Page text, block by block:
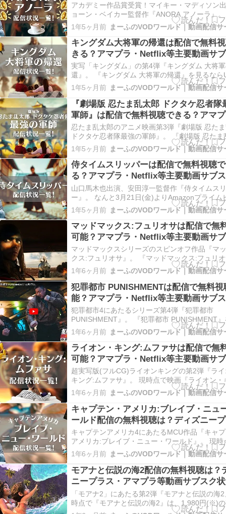
アカデミー作品賞受賞！マイキー・マディソン
ョーン・ベイカー監督作『ANORA アノーラ』。
『ANORA アノーラ』の配信が開始されている
ビスは、現時点ではございません。 ただ『
ーラ』は視聴できませんが、U-NEXTには初回
日間の無料お…
1年5ヶ月前
キングダム大将軍の帰還は配信で無料
きる？アマプラ・Netflix等主要動画サ
状況
実写「キングダム」の第4弾『キングダム 大将
還』。 『キングダム 大将軍の帰還』を見るなら
NEXTがオススメです。 視聴には399ポイント
要ですが、 Good👍 U-NEXTでは、会員初回登
すことができる31日間の無料トライアル期間に
と600ポ…
1年5ヶ月前
『劇場版 忍たま乱太郎 ドクタケ忍者隊
軍師』は配信で無料視聴できる？アマ
Netflix等主要動画サブスク状況
忍たま乱太郎のアニメ映画第3弾『劇場版 忍た
ドクタケ忍者隊最強の軍師』。 『劇場版 忍たま
ドクタケ忍者隊最強の軍師』を見るならU-NEXT
2025年4月10日時点で、U-NEXTでのみ配信が
ております！ 視聴には599ポイント(※)が必要で
…
1年5ヶ月前
侍タイムスリッパーは配信で無料視聴
る？アマプラ・Netflix等主要動画サブ
況
山口馬木也出演、安田淳一監督作『侍タイムス
ー』。 なんと3月21日(金)よりAmazonプライム
で見放題配信が開始！ しかも、Amazonプライ
30日間の無料お試し期間があり、無料お試し期
会員見放題作品を何回でも好きなだけ見ること
＼Amazon…
1年5ヶ月前
マッドマックス:フュリオサは配信で無
可能？アマプラ・Netflix等主要動画サ
状況
マッドマックスシリーズのスピンオフ作品『マ
クス:フュリオサ』。 『マッドマックス:フュリ
見るならU-NEXTがオススメです。 視聴には
ト(※)が必要ですが、 Good👍 U-NEXTでは、会
登録時に試すことができる31日間の無料トライ
間に…
1年6ヶ月前
犯罪都市 PUNISHMENTは配信で無料視
能？アマプラ・Netflix等主要動画サブ
況
犯罪都市4にあたるシリーズ第4弾『犯罪都市
PUNISHMENT』。 『犯罪都市 PUNISHMENT
ならU-NEXTがオススメです。 視聴には399ポイ
(※)が必要ですが、 Good👍 U-NEXTでは、会員
録時に試すことができる31日間の無料トライア
間…
1年6ヶ月前
ライオン・キング:ムファサは配信で無
可能？アマプラ・Netflix等主要動画サ
状況
超実写版(フルCG)ライオンキングの第2弾『ラ
キング:ムファサ』。 現時点で映画『ライオン・
ムファサ』は、1,980円(※)の有料レンタルで配
ております。 DMM TVでは、『ライオン・キン
ァサ』は、1,980円の有料レンタルで配信のみで
14…
1年6ヶ月前
キャプテン・アメリカ:ブレイブ・ニュ
ールド配信の無料視聴は？ディズニー
ス・アマプラ等動画サブスク状況
キャプテンアメリカ4にあたるMCU作品『キャ
アメリカ:ブレイブ・ニュー・ワールド』。 現時
映画『キャプテン・アメリカ:ブレイブ・ニュー
ルド』を扱っている動画サービスはございませ
だ、DMM TVでは『キャプテン・アメリカ:ブレ
ニュー・ワールド』は…
1年6ヶ月前
モアナと伝説の海2配信の無料視聴は？
ニープラス・アマプラ等動画サブスク
「モアナ2」にあたる第2弾『モアナと伝説の海
時点で『モアナと伝説の海2』は、1,980円(※)
ンタルで配信されております。 DMM TVでは、